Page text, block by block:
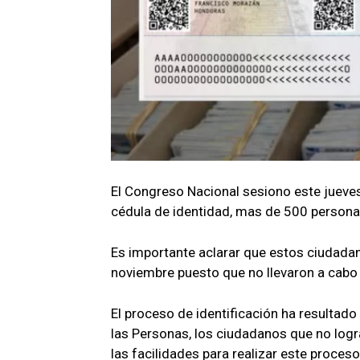
El Congreso Nacional sesiono este
cédula de identidad, mas de 500
Es importante aclarar que estos
noviembre puesto que no llevaron a
El proceso de identificación ha
las Personas, los ciudadanos que no
las facilidades para realizar este